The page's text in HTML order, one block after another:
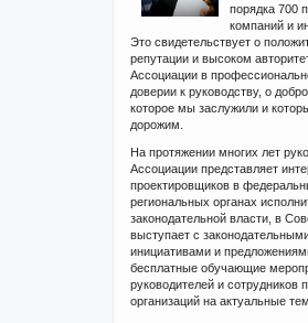
порядка 700
компаний и
Это свидетельствует о
репутации и высоком
Ассоциации в
доверии к руководству, о
которое мы заслужили и
дорожим.
На протяжении многих лет
Ассоциации представляет
проектировщиков в
региональных органах
законодательной власти, в
выступает с
инициативами и
бесплатные обучающие
руководителей и сотрудников
организаций на актуальные